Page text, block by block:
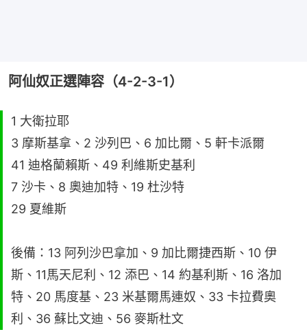
阿仙奴正選陣容（4-2-3-1）
1 大衛拉耶
3 摩斯基拿、2 沙列巴、6 加比爾、5 軒卡派爾
41 迪格蘭賴斯、49 利維斯史基利
7 沙卡、8 奧迪加特、19 杜沙特
29 夏維斯
後備：13 阿列沙巴拿加、9 加比爾捷西斯、10 伊
斯、11馬天尼利、12 添巴、14 約基利斯、16 洛加
特、20 馬度基、23 米基爾馬連奴、33 卡拉費奧
利、36 蘇比文迪、56 麥斯杜文